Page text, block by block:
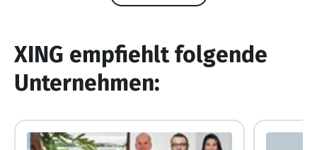
XING empfiehlt folgende
Unternehmen: